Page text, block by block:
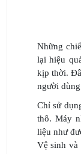
Những
lại hiệu
kịp thời.
người
Chỉ sử
thô. Máy
liệu như
Vệ sinh và